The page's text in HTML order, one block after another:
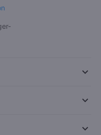
keyboard_arrow_down
keyboard_arrow_down
keyboard_arrow_down